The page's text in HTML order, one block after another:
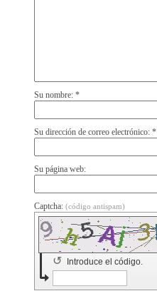
Su nombre: *
Su dirección de correo electrónico: *
Su página web:
Captcha: (código antispam)
Introduce el código.
↺